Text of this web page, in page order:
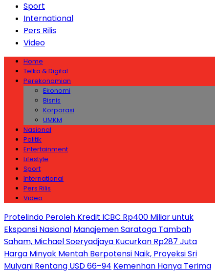
Sport
International
Pers Rilis
Video
Home
Telko & Digital
Perekonomian
Ekonomi
Bisnis
Korporasi
UMKM
Nasional
Politik
Entertainment
Lifestyle
Sport
International
Pers Rilis
Video
Protelindo Peroleh Kredit ICBC Rp400 Miliar untuk
Ekspansi Nasional Manajemen Saratoga Tambah
Saham, Michael Soeryadjaya Kucurkan Rp287 Juta
Harga Minyak Mentah Berpotensi Naik, Proyeksi Sri
Mulyani Rentang USD 66–94 Kemenhan Hanya Terima